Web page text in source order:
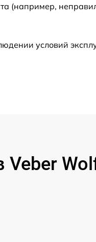
650 р
(например,
условий